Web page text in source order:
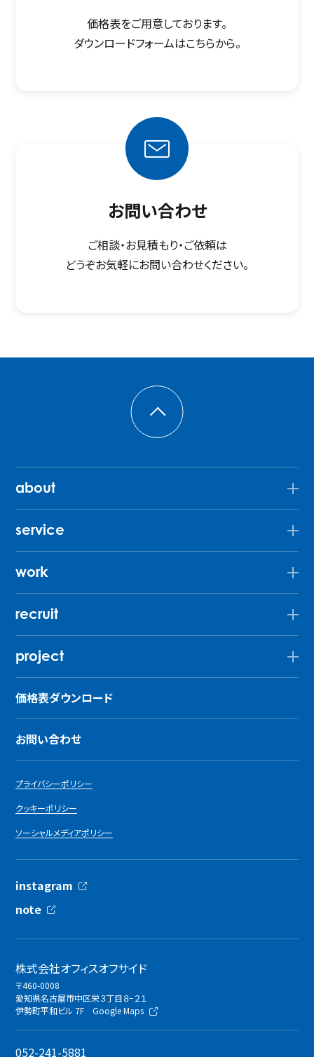
価格表をご用意しております。
ダウンロードフォームはこちらから。
お問い合わせ
ご相談・お見積もり・ご依頼は
どうぞお気軽にお問い合わせください。
about
service
work
recruit
project
価格表ダウンロード
お問い合わせ
instagram
note
プライバシーポリシー
クッキーポリシー
ソーシャルメディアポリシー
株式会社オフィスオフサイド
〒460-0008
愛知県名古屋市中区栄３丁目８−２１
伊勢町平和ビル 7FGoogle Maps
052-241-5881